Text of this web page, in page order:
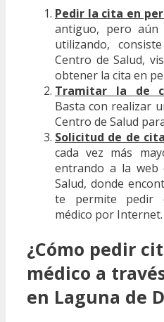
Pedir la cita en
antiguo, pero aún
utilizando,
Centro de Salud,
obtener la cita en
Tramitar la de
Basta con realizar
Centro de Salud
Solicitud de de
cada vez más
entrando a la web
Salud, donde
te permite pedir
médico por Internet.
¿Cómo pedir
médico a
en Laguna de